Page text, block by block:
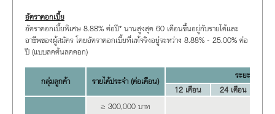
อัตราดอกเบี้ย
อัตราดอกเบี้ยพิเศษ 8.88% ต่อปี* นานสูงสุด 60 เดือนขึ้นอยู่กับรายได้และ
อาชีพของผู้สมัคร โดยอัตราดอกเบี้ยที่แท้จริงอยู่ระหว่าง 8.88% - 25.00% ต่อ
ปี (แบบลดต้นลดดอก)
กลุ่มลูกค้า รายได้ประจำ (ต่อเดือน)
ระยะเวลาผ่
12 เดือน
24 เดือน
≥ 300,000 บาท